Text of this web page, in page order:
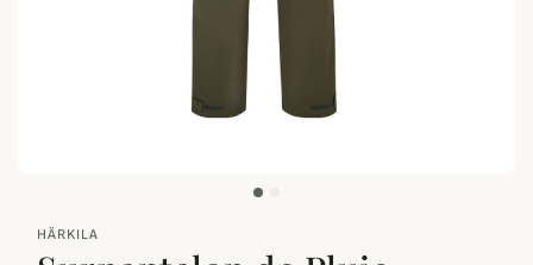
zoom_out_map
HÄRKILA